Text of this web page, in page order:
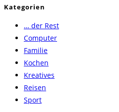
Kategorien
… der Rest
Computer
Familie
Kochen
Kreatives
Reisen
Sport